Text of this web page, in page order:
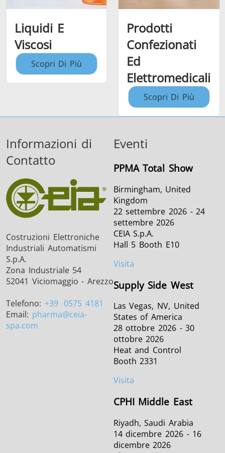
Liquidi E
Viscosi
Scopri Di Più
Prodotti
Confezionati
Ed
Elettromedicali
Scopri Di Più
Informazioni di
Contatto
Costruzioni Elettroniche
Industriali Automatismi
S.p.A.
Zona Industriale 54
52041 Viciomaggio - Arezzo
Telefono: +39 0575 4181
Email: pharma@ceia-
spa.com
Eventi
PPMA Total Show
Birmingham, United
Kingdom
22 settembre 2026 - 24
settembre 2026
CEIA S.p.A.
Hall 5 Booth E10
Visita
Supply Side West
Las Vegas, NV, United
States of America
28 ottobre 2026 - 30
ottobre 2026
Heat and Control
Booth 2331
Visita
CPHI Middle East
Riyadh, Saudi Arabia
14 dicembre 2026 - 16
dicembre 2026